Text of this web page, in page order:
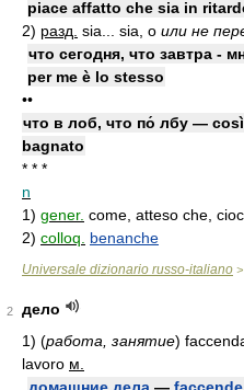
piace affatto che sia in
2) разд. sia... sia, o или не
что сегодня, что завтра -
per me è lo stesso
••
что в лоб, что по́ лбу —
bagnato
* * *
n
1) gener. come, atteso che,
2) colloq. benanche
Universale dizionario russo-italiano >
2
дело
1) (работа, занятие)
lavoro м.